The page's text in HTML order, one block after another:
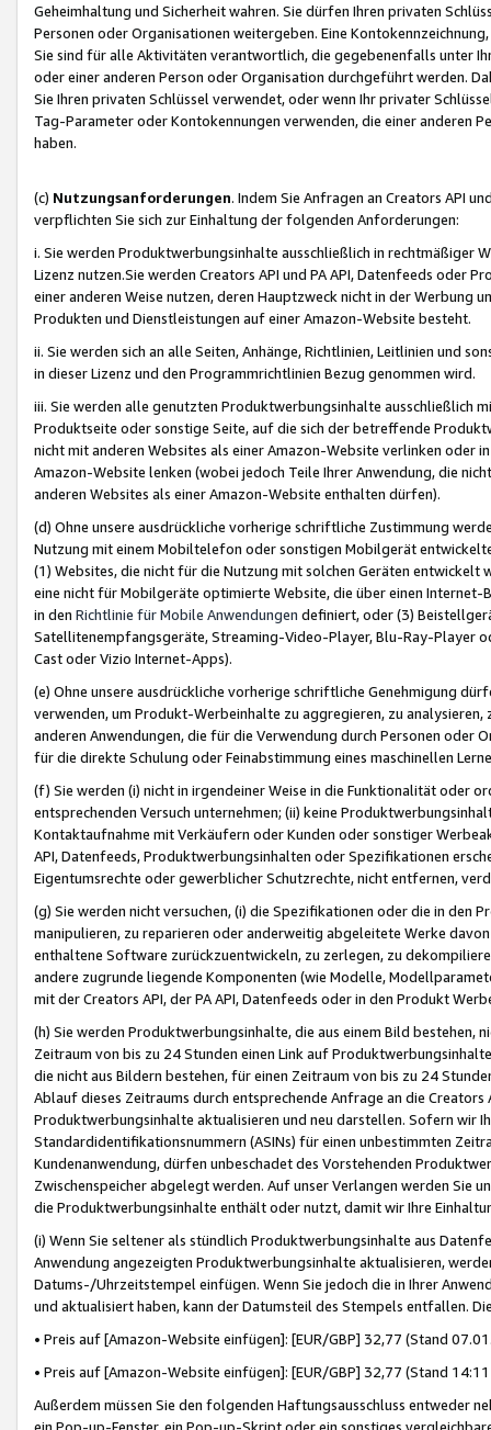
Geheimhaltung und Sicherheit wahren. Sie dürfen Ihren privaten
Personen oder Organisationen weitergeben. Eine
Sie sind für alle Aktivitäten verantwortlich, die gegebenenfalls unter
oder einer anderen Person oder Organisation durchgeführt werden.
Sie Ihren privaten Schlüssel verwendet, oder wenn Ihr privater
Tag-Parameter oder Kontokennungen verwenden, die einer anderen
haben.
(c) Nutzungsanforderungen. Indem Sie Anfragen an Creators API
verpflichten Sie sich zur Einhaltung der folgenden Anforderungen:
i. Sie werden Produktwerbungsinhalte ausschließlich in rechtmäßiger
Lizenz nutzen.Sie werden Creators API und PA API, Datenfeeds oder
einer anderen Weise nutzen, deren Hauptzweck nicht in der Werbung
Produkten und Dienstleistungen auf einer Amazon-Website besteht.
ii. Sie werden sich an alle Seiten, Anhänge, Richtlinien, Leitlinien und
in dieser Lizenz und den Programmrichtlinien Bezug genommen wird.
iii. Sie werden alle genutzten Produktwerbungsinhalte ausschließlich
Produktseite oder sonstige Seite, auf die sich der betreffende
nicht mit anderen Websites als einer Amazon-Website verlinken oder
Amazon-Website lenken (wobei jedoch Teile Ihrer Anwendung, die
anderen Websites als einer Amazon-Website enthalten dürfen).
(d) Ohne unsere ausdrückliche vorherige schriftliche Zustimmung
Nutzung mit einem Mobiltelefon oder sonstigen Mobilgerät
(1) Websites, die nicht für die Nutzung mit solchen Geräten
eine nicht für Mobilgeräte optimierte Website, die über einen
in den Richtlinie für Mobile Anwendungen definiert, oder (3)
Satellitenempfangsgeräte, Streaming-Video-Player, Blu-Ray-Player
Cast oder Vizio Internet-Apps).
(e) Ohne unsere ausdrückliche vorherige schriftliche Genehmigung
verwenden, um Produkt-Werbeinhalte zu aggregieren, zu
anderen Anwendungen, die für die Verwendung durch Personen
für die direkte Schulung oder Feinabstimmung eines maschinellen
(f) Sie werden (i) nicht in irgendeiner Weise in die Funktionalität oder
entsprechenden Versuch unternehmen; (ii) keine
Kontaktaufnahme mit Verkäufern oder Kunden oder sonstiger
API, Datenfeeds, Produktwerbungsinhalten oder Spezifikationen
Eigentumsrechte oder gewerblicher Schutzrechte, nicht entfernen,
(g) Sie werden nicht versuchen, (i) die Spezifikationen oder die in
manipulieren, zu reparieren oder anderweitig abgeleitete Werke
enthaltene Software zurückzuentwickeln, zu zerlegen, zu
andere zugrunde liegende Komponenten (wie Modelle,
mit der Creators API, der PA API, Datenfeeds oder in den Produkt
(h) Sie werden Produktwerbungsinhalte, die aus einem Bild bestehen,
Zeitraum von bis zu 24 Stunden einen Link auf
die nicht aus Bildern bestehen, für einen Zeitraum von bis zu 24
Ablauf dieses Zeitraums durch entsprechende Anfrage an die
Produktwerbungsinhalte aktualisieren und neu darstellen. Sofern wir
Standardidentifikationsnummern (ASINs) für einen unbestimmten
Kundenanwendung, dürfen unbeschadet des Vorstehenden
Zwischenspeicher abgelegt werden. Auf unser Verlangen werden Sie
die Produktwerbungsinhalte enthält oder nutzt, damit wir Ihre
(i) Wenn Sie seltener als stündlich Produktwerbungsinhalte aus
Anwendung angezeigten Produktwerbungsinhalte aktualisieren,
Datums-/Uhrzeitstempel einfügen. Wenn Sie jedoch die in Ihrer
und aktualisiert haben, kann der Datumsteil des Stempels entfallen.
• Preis auf [Amazon-Website einfügen]: [EUR/GBP] 32,77 (Stand
• Preis auf [Amazon-Website einfügen]: [EUR/GBP] 32,77 (Stand
Außerdem müssen Sie den folgenden Haftungsausschluss entweder
ein Pop-up-Fenster, ein Pop-up-Skript oder ein sonstiges